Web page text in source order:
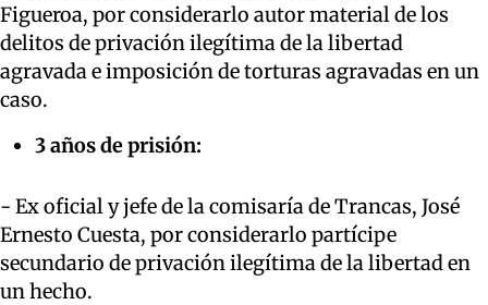
Figueroa, por considerarlo autor material de los
delitos de privación ilegítima de la libertad
agravada e imposición de torturas agravadas en un
caso.
3 años de prisión:
- Ex oficial y jefe de la comisaría de Trancas, José
Ernesto Cuesta, por considerarlo partícipe
secundario de privación ilegítima de la libertad en
un hecho.